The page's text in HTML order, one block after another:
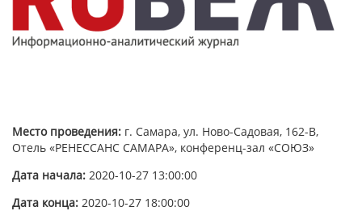
Место проведения: г. Самара, ул. Ново-Садовая, 162-В,
Отель «РЕНЕССАНС САМАРА», конференц-зал «СОЮЗ»
Дата начала: 2020-10-27 13:00:00
Дата конца: 2020-10-27 18:00:00